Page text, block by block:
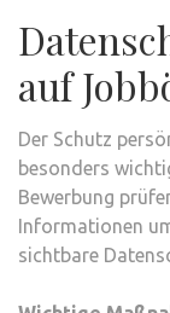
auf
Der Schutz
besonders
Bewerbung
Informationen
sichtbare